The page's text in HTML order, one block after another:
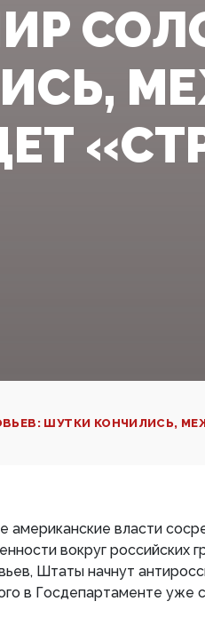
ШУТКИ КОНЧИЛИСЬ,
американские власти
вокруг российских
Штаты начнут
в Госдепартаменте уже